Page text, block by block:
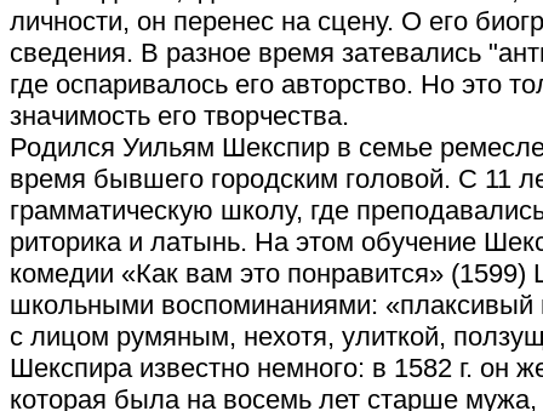
личности, он перенес на сцену. О его
сведения. В разное время затевались
где оспаривалось его авторство. Но это
значимость его творчества.
Родился Уильям Шекспир в семье
время бывшего городским головой. С 11
грамматическую школу, где
риторика и латынь. На этом обучение
комедии «Как вам это понравится»
школьными воспоминаниями: «плаксивый
с лицом румяным, нехотя, улиткой,
Шекспира известно немного: в 1582 г. он
которая была на восемь лет старше мужа,